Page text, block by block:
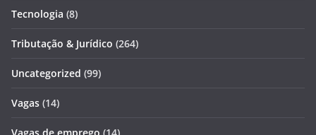
Tecnologia (8)
Tributação & Jurídico (264)
Uncategorized (99)
Vagas (14)
Vagas de emprego (14)